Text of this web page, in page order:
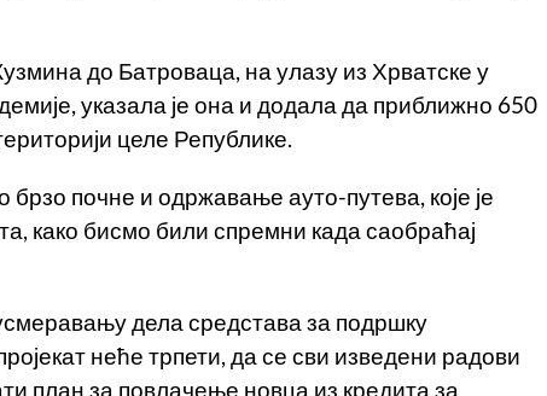
до Батроваца, на улазу из Хрватске у
указала је она и додала да приближно 650
целе Републике.
почне и одржавање ауто-путева, које је
како бисмо били спремни када саобраћај
дела средстава за подршку
неће трпети, да се сви изведени радови
план за повлачење новца из кредита за